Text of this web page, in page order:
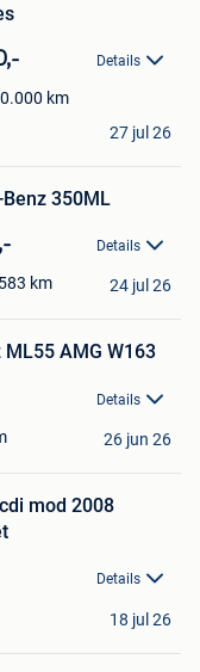
Details
km
27 jul 26
350ML
Details
km 24 jul 26
AMG W163
Details
26 jun 26
mod 2008
Details
18 jul 26